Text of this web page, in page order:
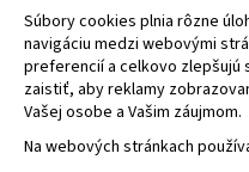
Súbory cookies plnia rôzne
navigáciu medzi webovými
preferencií a celkovo zlepšujú
zaistiť, aby reklamy
Vašej osobe a Vašim záujmom.
Na webových stránkach